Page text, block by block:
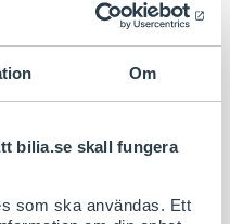
Om
bilia.se skall fungera
som ska användas. Ett